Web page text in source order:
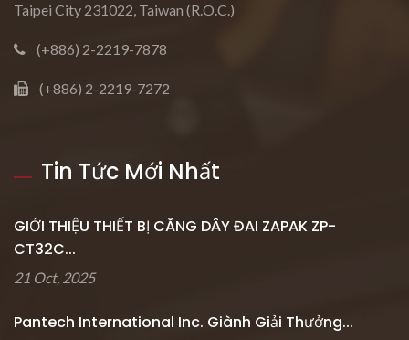
Taipei City 231022, Taiwan (R.O.C.)
(+886) 2-2219-7878
(+886) 2-2219-7272
Tin Tức Mới Nhất
GIỚI THIỆU THIẾT BỊ CĂNG DÂY ĐAI ZAPAK ZP-
CT32C...
21 Oct, 2025
Pantech International Inc. Giành Giải Thưởng...